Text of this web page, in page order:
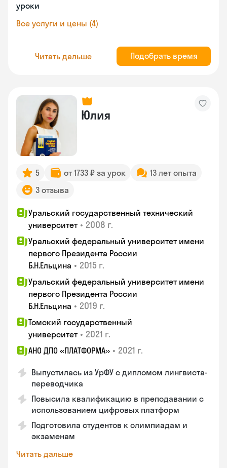
уроки
Все услуги и цены (4)
Читать дальше Подобрать время
Юлия
5 от 1733 ₽ за урок
13 лет опыта
3 отзыва
Уральский государственный технический
университет • 2008 г.
Уральский федеральный университет имени
первого Президента России
Б.Н.Ельцина • 2015 г.
Уральский федеральный университет имени
первого Президента России
Б.Н.Ельцина • 2019 г.
Томский государственный
университет • 2021 г.
АНО ДПО «ПЛАТФОРМА» • 2021 г.
Выпустилась из УрФУ с дипломом лингвиста-
переводчика
Повысила квалификацию в преподавании с
использованием цифровых платформ
Подготовила студентов к олимпиадам и
экзаменам
Читать дальше